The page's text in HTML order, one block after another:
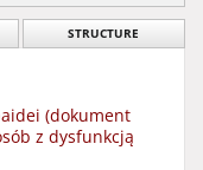
STRUCTURE
(dokument
z dysfunkcją